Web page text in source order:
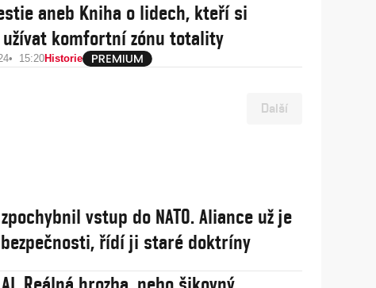
aneb Kniha o lidech, kteří si
užívat komfortní zónu totality
15:20Historie
Další
vstup do NATO. Aliance už je
řídí ji staré doktríny